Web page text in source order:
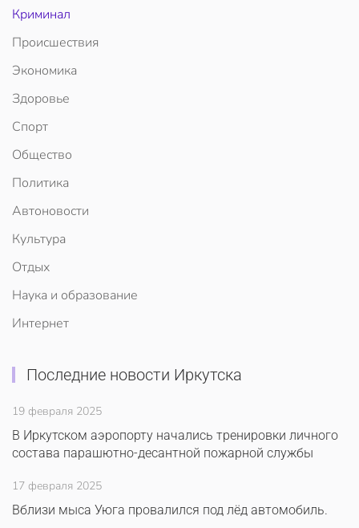
Криминал
Происшествия
Экономика
Здоровье
Спорт
Общество
Политика
Автоновости
Культура
Отдых
Наука и образование
Интернет
Последние новости Иркутска
19 февраля 2025
В Иркутском аэропорту начались тренировки личного
состава парашютно-десантной пожарной службы
17 февраля 2025
Вблизи мыса Уюга провалился под лёд автомобиль.